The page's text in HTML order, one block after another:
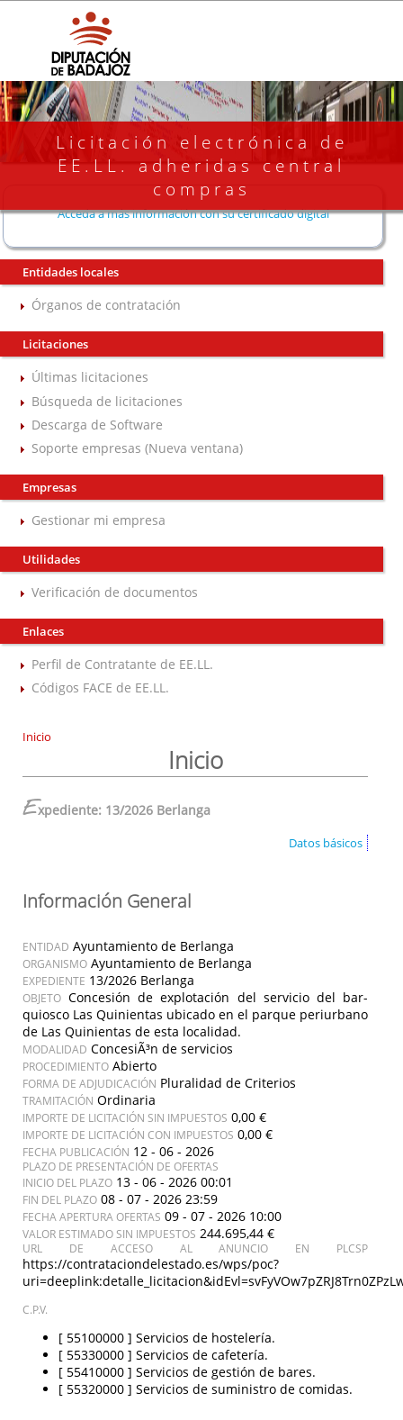
Licitación electrónica de
EE.LL. adheridas central
compras
Acceda a más información con su certificado digital
Entidades locales
Órganos de contratación
Licitaciones
Últimas licitaciones
Búsqueda de licitaciones
Descarga de Software
Soporte empresas (Nueva ventana)
Empresas
Gestionar mi empresa
Utilidades
Verificación de documentos
Enlaces
Perfil de Contratante de EE.LL.
Códigos FACE de EE.LL.
Inicio
Inicio
Expediente: 13/2026 Berlanga
Datos básicos
Información General
ENTIDAD Ayuntamiento de Berlanga
ORGANISMO Ayuntamiento de Berlanga
EXPEDIENTE 13/2026 Berlanga
OBJETO Concesión de explotación del servicio del bar-
quiosco Las Quinientas ubicado en el parque periurbano
de Las Quinientas de esta localidad.
MODALIDAD ConcesiÃ³n de servicios
PROCEDIMIENTO Abierto
FORMA DE ADJUDICACIÓN Pluralidad de Criterios
TRAMITACIÓN Ordinaria
IMPORTE DE LICITACIÓN SIN IMPUESTOS 0,00 €
IMPORTE DE LICITACIÓN CON IMPUESTOS 0,00 €
FECHA PUBLICACIÓN 12 - 06 - 2026
PLAZO DE PRESENTACIÓN DE OFERTAS
INICIO DEL PLAZO 13 - 06 - 2026 00:01
FIN DEL PLAZO 08 - 07 - 2026 23:59
FECHA APERTURA OFERTAS 09 - 07 - 2026 10:00
VALOR ESTIMADO SIN IMPUESTOS 244.695,44 €
URL DE ACCESO AL ANUNCIO EN PLCSP
https://contrataciondelestado.es/wps/poc?
C.P.V.
[ 55100000 ] Servicios de hostelería.
[ 55330000 ] Servicios de cafetería.
[ 55410000 ] Servicios de gestión de bares.
[ 55320000 ] Servicios de suministro de comidas.